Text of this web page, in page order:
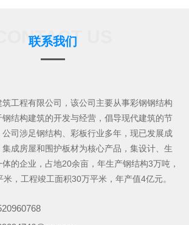
CONTACT US
联系我们
程有限公司，该公司主要从事彩钢钢结构
结构建筑的开发与经营，倡导现代建筑的节
司涉足钢结构、彩板行业多年，现已发展成
成房屋和围护板材为核心产品，集设计、生
的企业，占地20余亩，年生产钢结构3万吨，
，工程竣工面积30万平米，年产值4亿元。